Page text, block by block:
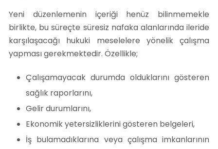
Yeni düzenlemenin içeriği henüz bilinmemekle
birlikte, bu süreçte süresiz nafaka alanlarında ileride
karşılaşacağı hukuki meselelere yönelik çalışma
yapması gerekmektedir. Özellikle;
Çalışamayacak durumda olduklarını gösteren
sağlık raporlarını,
Gelir durumlarını,
Ekonomik yetersizliklerini gösteren belgeleri,
İş bulamadıklarına veya çalışma imkanlarının